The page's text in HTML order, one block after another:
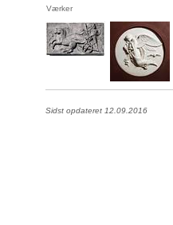
Værker
Sidst opdateret 12.09.2016